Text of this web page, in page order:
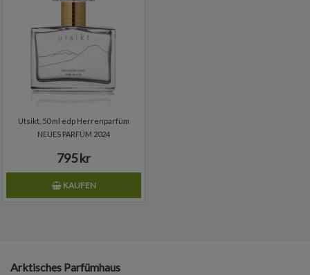
Utsikt, 50 ml edp Herrenparfüm
NEUES PARFÜM 2024
795 kr
KAUFEN
Arktisches Parfümhaus